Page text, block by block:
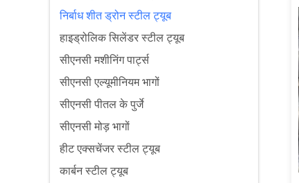
निर्बाध शीत ड्रोन स्टील ट्यूब
हाइड्रोलिक सिलेंडर स्टील ट्यूब
सीएनसी मशीनिंग पार्ट्स
सीएनसी एल्यूमीनियम भागों
सीएनसी पीतल के पुर्जे
सीएनसी मोड़ भागों
हीट एक्सचेंजर स्टील ट्यूब
कार्बन स्टील ट्यूब